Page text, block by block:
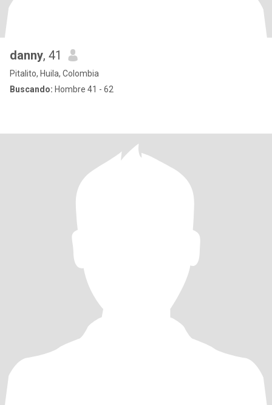
danny, 41
Pitalito, Huila, Colombia
Buscando: Hombre 41 - 62